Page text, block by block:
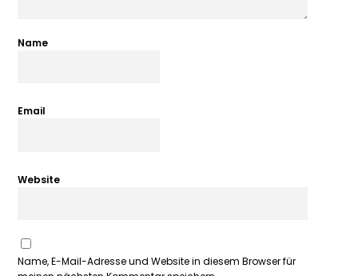
Name
Email
Website
Name, E-Mail-Adresse und Website in diesem Browser für